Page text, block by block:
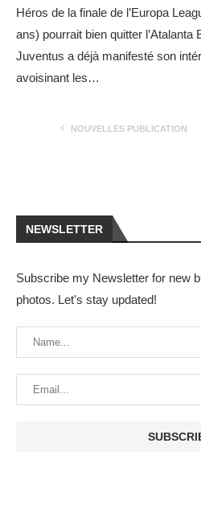
Héros de la finale de l’Europa
ans) pourrait bien quitter l’Atalanta
Juventus a déjà manifesté son
avoisinant les…
NOUVELLES PUBLICATION
NEWSLETTER
Subscribe my Newsletter for new
photos. Let's stay updated!